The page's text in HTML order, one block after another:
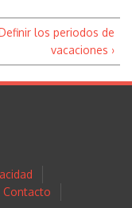
los periodos de
vacaciones ›
Contacto